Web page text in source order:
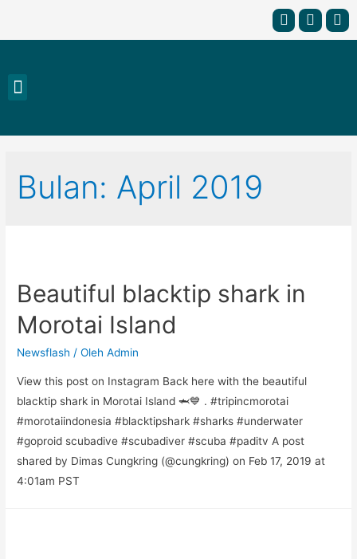
Bulan: April 2019
Beautiful blacktip shark in
Morotai Island
Newsflash / OlehAdmin
View this post on Instagram Back here with the beautiful
blacktip shark in Morotai Island 🦈💙 . #tripincmorotai
#morotaiindonesia #blacktipshark #sharks #underwater
#goproid scubadive #scubadiver #scuba #paditv A post
shared by Dimas Cungkring (@cungkring) on Feb 17, 2019 at
4:01am PST